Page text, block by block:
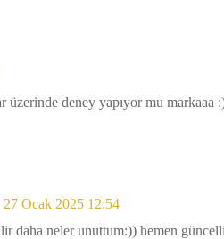
üzerinde deney yapıyor mu markaaa
27 Ocak 2025 12:54
daha neler unuttum:)) hemen